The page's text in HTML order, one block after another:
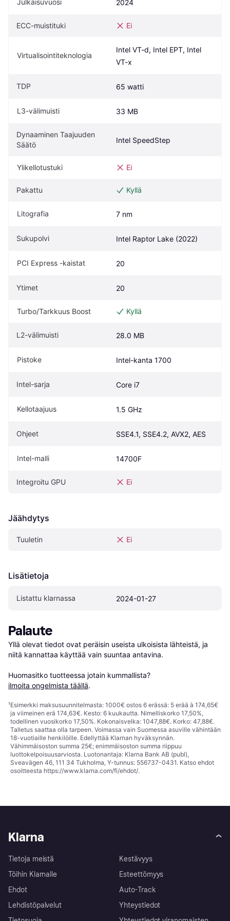
Julkaisuvuosi 2024
ECC-muistituki Ei
Virtualisointiteknologia
Intel VT-d, Intel EPT, Intel
VT-x
TDP 65 watti
L3-välimuisti 33 MB
Dynaaminen Taajuuden
Säätö
Intel SpeedStep
Ylikellotustuki Ei
Pakattu Kyllä
Litografia 7 nm
Sukupolvi Intel Raptor Lake (2022)
PCI Express -kaistat 20
Ytimet 20
Turbo/Tarkkuus Boost Kyllä
L2-välimuisti 28.0 MB
Pistoke Intel-kanta 1700
Intel-sarja Core i7
Kellotaajuus 1.5 GHz
Ohjeet SSE4.1, SSE4.2, AVX2, AES
Intel-malli 14700F
Integroitu GPU Ei
Jäähdytys
Tuuletin Ei
Lisätietoja
Listattu klarnassa 2024-01-27
Palaute
Yllä olevat tiedot ovat peräisin useista ulkoisista lähteistä, ja
niitä kannattaa käyttää vain suuntaa antavina.
Huomasitko tuotteessa jotain kummallista?
ilmoita ongelmista täällä.
¹Esimerkki maksusuunnitelmasta: 1000€ ostos 6 erässä: 5 erää à 174,65€
ja viimeinen erä 174,63€. Kesto: 6 kuukautta. Nimelliskorko 17,50%,
todellinen vuosikorko 17,50%. Kokonaisvelka: 1047,88€. Korko: 47,88€.
Talletus saattaa olla tarpeen. Voimassa vain Suomessa asuville vähintään
18-vuotiaille henkilöille. Edellyttää Klarnan hyväksynnän.
Vähimmäisoston summa 25€; enimmäisoston summa riippuu
luottokelpoisuusarviosta. Luotonantaja: Klarna Bank AB (publ),
Sveavägen 46, 111 34 Tukholma, Y-tunnus: 556737-0431. Katso ehdot
osoitteesta https://www.klarna.com/fi/ehdot/.
Klarna
Tietoja meistä
Töihin Klarnalle
Ehdot
Lehdistöpalvelut
Kestävyys
Esteettömyys
Auto-Track
Yhteystiedot